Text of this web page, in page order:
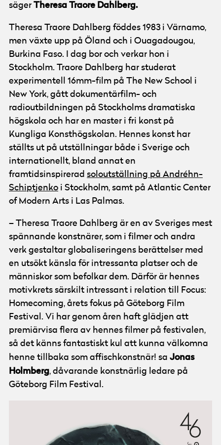
säger Theresa Traore Dahlberg.
Theresa Traore Dahlberg föddes 1983 i Värnamo,
men växte upp på Öland och i Ouagadougou,
Burkina Faso. I dag bor och verkar hon i
Stockholm. Traore Dahlberg har studerat
experimentell 16mm-film på The New School i
New York, gått dokumentärfilm- och
radioutbildningen på Stockholms dramatiska
högskola och har en master i fri konst på
Kungliga Konsthögskolan. Hennes konst har
ställts ut på utställningar både i Sverige och
internationellt, bland annat en
framtidsinspirerad soloutställning på Andréhn-
Schiptjenko i Stockholm, samt på Atlantic Center
of Modern Arts i Las Palmas.
– Theresa Traore Dahlberg är en av Sveriges mest
spännande konstnärer, som i filmer och andra
verk gestaltar globaliseringens berättelser med
en utsökt känsla för intressanta platser och de
människor som befolkar dem. Därför är hennes
motivkrets särskilt intressant i relation till Focus:
Homecoming, årets fokus på Göteborg Film
Festival. Vi har genom åren haft glädjen att
premiärvisa flera av hennes filmer på festivalen,
så det känns fantastiskt kul att kunna välkomna
henne tillbaka som affischkonstnär! sa Jonas
Holmberg, dåvarande konstnärlig ledare på
Göteborg Film Festival.